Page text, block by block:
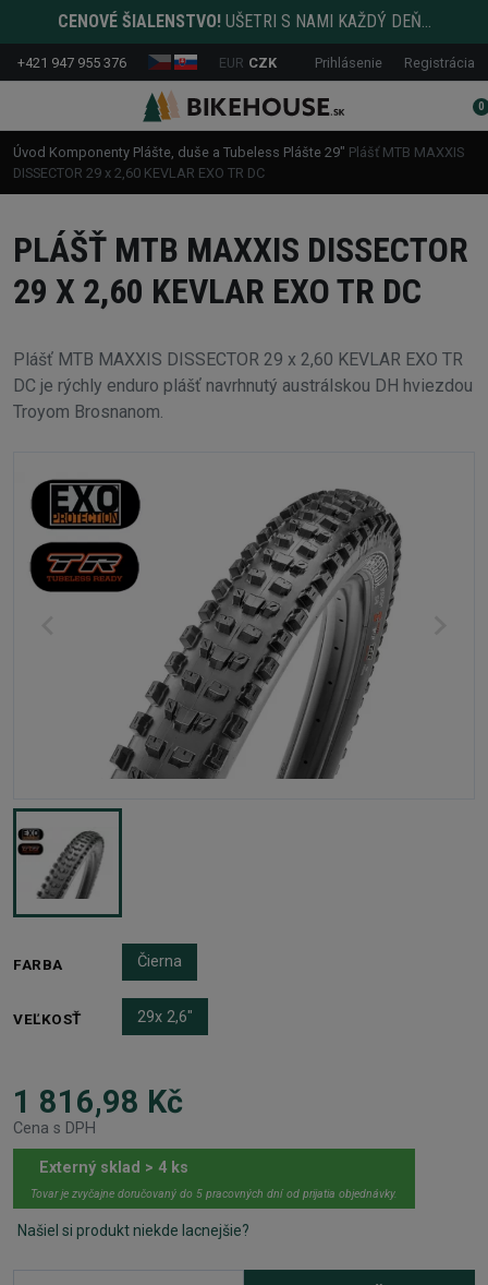
CENOVÉ ŠIALENSTVO! UŠETRI S NAMI KAŽDÝ DEŇ...
+421 947 955 376 EUR CZK Prihlásenie Registrácia
0
Úvod Komponenty Plášte, duše a Tubeless Plášte 29" Plášť MTB MAXXIS
DISSECTOR 29 x 2,60 KEVLAR EXO TR DC
PLÁŠŤ MTB MAXXIS DISSECTOR
29 X 2,60 KEVLAR EXO TR DC
Plášť MTB MAXXIS DISSECTOR 29 x 2,60 KEVLAR EXO TR
DC je rýchly enduro plášť navrhnutý austrálskou DH hviezdou
Troyom Brosnanom.
FARBA Čierna
VEĽKOSŤ 29x 2,6"
1 816,98 Kč
Cena s DPH
Externý sklad > 4 ks
Tovar je zvyčajne doručovaný do 5 pracovných dní od prijatia objednávky.
Našiel si produkt niekde lacnejšie?